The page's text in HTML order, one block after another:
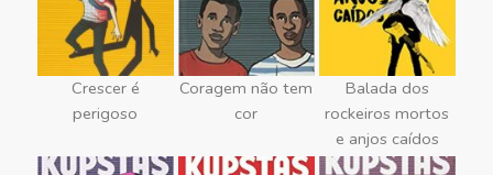
Crescer é
perigoso
Coragem não tem
cor
Balada dos
rockeiros mortos
e anjos caídos